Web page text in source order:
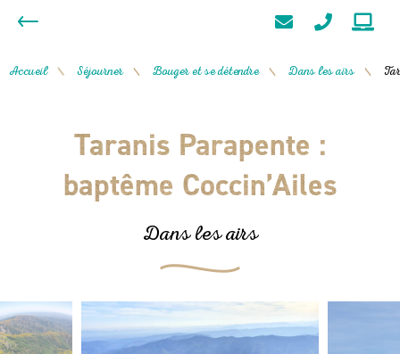
Accueil / Séjourner / Bouger et se détendre / Dans les airs /
Taranis Parapente :
baptême Coccin’Ailes
Dans les airs